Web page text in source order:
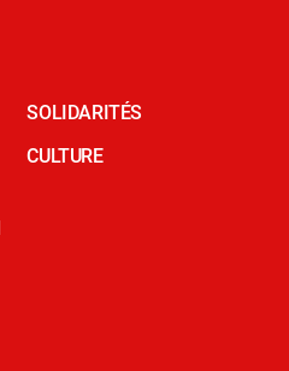
SOLIDARITÉS
CULTURE